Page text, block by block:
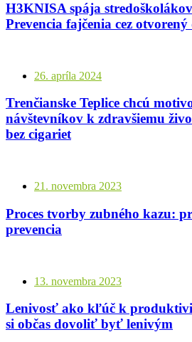
H3KNISA spája
Prevencia fajčenia cez otvorený
26. apríla 2024
Trenčianske Teplice chcú
návštevníkov k zdravšiemu
bez cigariet
21. novembra 2023
Proces tvorby zubného kazu:
prevencia
13. novembra 2023
Lenivosť ako kľúč k
si občas dovoliť byť lenivým